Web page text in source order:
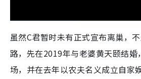
虽然C君暂时未有正式宣布离巢，
路，先在2019年与老婆黄天颐结婚
场，并在去年以农夫名义成立自家